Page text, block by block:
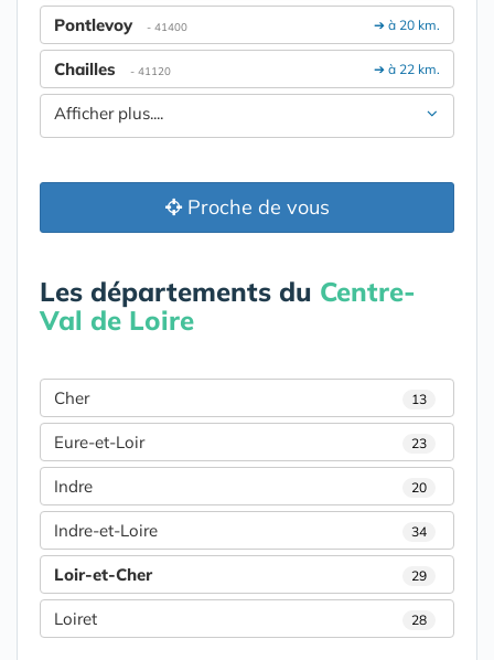
➔ à 20 km.
Pontlevoy - 41400
➔ à 22 km.
Chailles - 41120
Afficher plus....
Proche de vous
Les départements du Centre-
Val de Loire
Cher 13
Eure-et-Loir 23
Indre 20
Indre-et-Loire 34
Loir-et-Cher 29
Loiret 28